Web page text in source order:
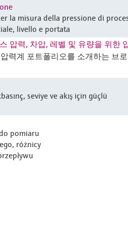
la misura della pressione di
livello e portata
압력, 차압, 레벨 및 유량을 위한
력계 포트폴리오를 소개하는 브
seviye ve akış için güçlü
pomiaru
różnicy